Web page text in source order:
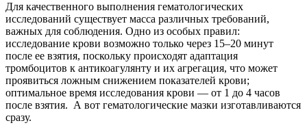
Для качественного выполнения гематологических
исследований существует масса различных требований,
важных для соблюдения. Одно из особых правил:
исследование крови возможно только через 15–20 минут
после ее взятия, поскольку происходят адаптация
тромбоцитов к антикоагулянту и их агрегация, что может
проявиться ложным снижением показателей крови;
оптимальное время исследования крови — от 1 до 4 часов
после взятия. А вот гематологические мазки изготавливаются
сразу.